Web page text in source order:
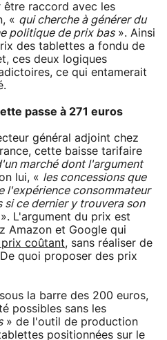
raccord avec les
« qui cherche à générer du
politique de prix bas». Ainsi
des tablettes a fondu de
ces deux logiques
ce qui entamerait
passe à 271 euros
général adjoint chez
cette baisse tarifaire
marché dont l'argument
lui, « les concessions que
l'expérience consommateur
si ce dernier y trouvera son
L'argument du prix est
Amazon et Google qui
coûtant, sans réaliser de
quoi proposer des prix
la barre des 200 euros,
possibles sans les
» de l'outil de production
positionnées sur le